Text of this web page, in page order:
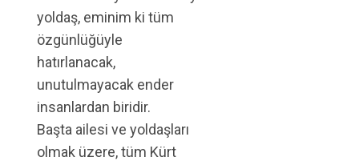
yoldaş, eminim ki tüm
özgünlüğüyle
hatırlanacak,
unutulmayacak ender
insanlardan biridir.
Başta ailesi ve yoldaşları
olmak üzere, tüm Kürt